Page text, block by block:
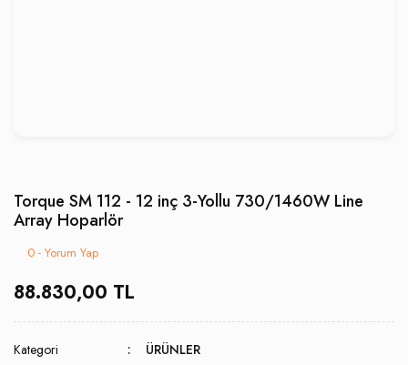
Torque SM 112 - 12 inç 3-Yollu 730/1460W Line
Array Hoparlör
0 - Yorum Yap
88.830,00 TL
Kategori ÜRÜNLER